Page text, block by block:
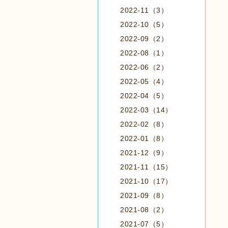
2022-11（3）
2022-10（5）
2022-09（2）
2022-08（1）
2022-06（2）
2022-05（4）
2022-04（5）
2022-03（14）
2022-02（8）
2022-01（8）
2021-12（9）
2021-11（15）
2021-10（17）
2021-09（8）
2021-08（2）
2021-07（5）